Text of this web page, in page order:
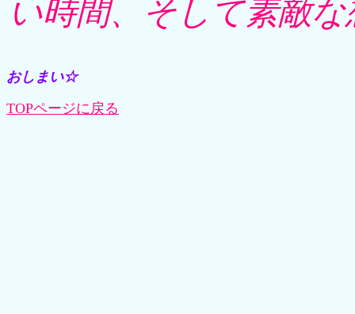
い時間、そして素敵
おしまい☆
TOPページに戻る